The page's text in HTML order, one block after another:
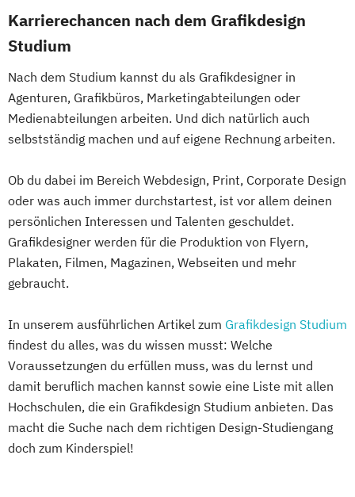
Karrierechancen nach dem Grafikdesign
Studium
Nach dem Studium kannst du als Grafikdesigner in
Agenturen, Grafikbüros, Marketingabteilungen oder
Medienabteilungen arbeiten. Und dich natürlich auch
selbstständig machen und auf eigene Rechnung arbeiten.
Ob du dabei im Bereich Webdesign, Print, Corporate Design
oder was auch immer durchstartest, ist vor allem deinen
persönlichen Interessen und Talenten geschuldet.
Grafikdesigner werden für die Produktion von Flyern,
Plakaten, Filmen, Magazinen, Webseiten und mehr
gebraucht.
In unserem ausführlichen Artikel zum Grafikdesign Studium
findest du alles, was du wissen musst: Welche
Voraussetzungen du erfüllen muss, was du lernst und
damit beruflich machen kannst sowie eine Liste mit allen
Hochschulen, die ein Grafikdesign Studium anbieten. Das
macht die Suche nach dem richtigen Design-Studiengang
doch zum Kinderspiel!